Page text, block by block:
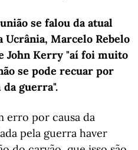
se falou da atual
Marcelo Rebelo
John Kerry "aí foi muito
se pode recuar por
da guerra".
erro por causa da
pela guerra haver